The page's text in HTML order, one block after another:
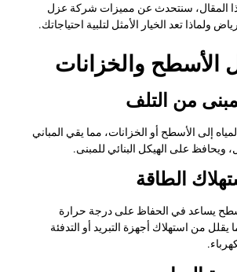
المقال، سنتحدث عن مميزات شركة عزل
ولماذا تعد الخيار الأمثل لتلبية احتياجاتك.
الأسطح والخزانات
إلى الأسطح أو الخزانات، مما يقي المباني
ويحافظ على الهيكل البنائي للمبنى.
يساعد في الحفاظ على درجة حرارة
من استهلاك أجهزة التبريد أو التدفئة